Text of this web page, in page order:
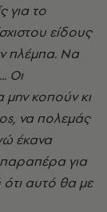
για το
είδους
πλέμπα. Να
Οι
μην κοπούν κι
να πολεμάς
έκανα
παραπέρα για
αυτό θα με